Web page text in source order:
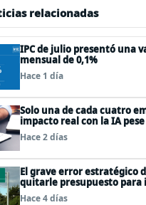
relacionadas
IPC de julio presentó una
mensual de 0,1%
Hace 1 día
Solo una de cada cuatro
impacto real con la IA
según el Foro Económico
Hace 2 días
El grave error estratégico
quitarle presupuesto
vial del Biobío
Hace 4 días